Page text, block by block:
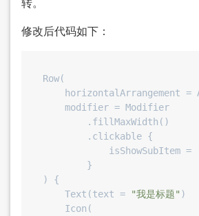
修改后代码如下：
Row(
horizontalArrangement =
    modifier = Modifier
        .fillMaxWidth()
        .clickable {
isShowSubItem =
        }
) {
    Text(text =
"我是标题" )
    Icon(